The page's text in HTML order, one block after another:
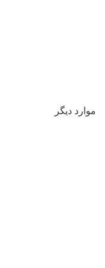
موارد دیگر